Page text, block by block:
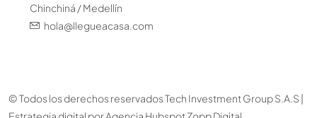
Chinchiná / Medellín
hola@llegueacasa.com
© Todos los derechos reservados Tech Investment Group S.A.S |